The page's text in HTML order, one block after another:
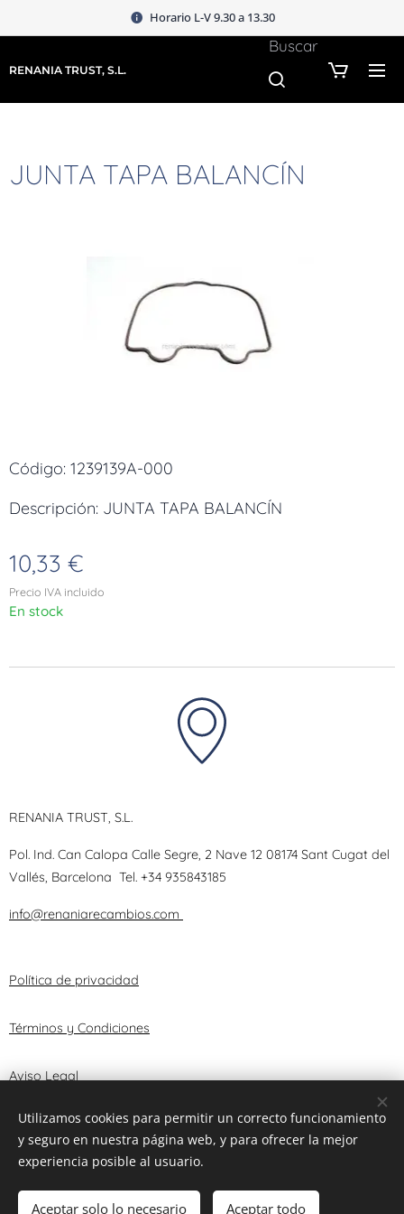
Horario L-V 9.30 a 13.30
RENANIA TRUST, S.L.
Buscar
JUNTA TAPA BALANCÍN
Código: 1239139A-000
Descripción: JUNTA TAPA BALANCÍN
10,33 €
Precio IVA incluido
En stock
Añadir a la cesta
RENANIA TRUST, S.L.
Pol. Ind. Can Calopa Calle Segre, 2 Nave 12 08174 Sant Cugat del
Vallés, Barcelona Tel. +34 935843185
info@renaniarecambios.com
Política de privacidad
Términos y Condiciones
Aviso Legal
© 2025 RENANIA TRUST, S.L. Cookies
Utilizamos cookies para permitir un correcto funcionamiento
y seguro en nuestra página web, y para ofrecer la mejor
experiencia posible al usuario.
Aceptar solo lo necesario Aceptar todo